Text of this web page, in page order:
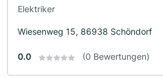
Elektriker
Wiesenweg 15, 86938 Schöndorf
0.0 (0 Bewertungen)